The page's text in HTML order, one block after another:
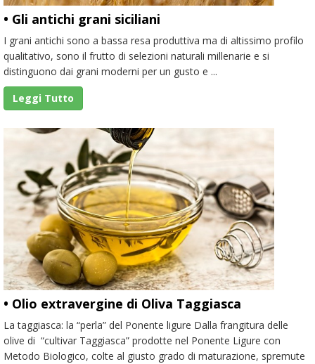
• Gli antichi grani siciliani
I grani antichi sono a bassa resa produttiva ma di altissimo profilo
qualitativo, sono il frutto di selezioni naturali millenarie e si
distinguono dai grani moderni per un gusto e ...
Leggi Tutto
• Olio extravergine di Oliva Taggiasca
La taggiasca: la “perla” del Ponente ligure Dalla frangitura delle
olive di “cultivar Taggiasca” prodotte nel Ponente Ligure con
Metodo Biologico, colte al giusto grado di maturazione, spremute